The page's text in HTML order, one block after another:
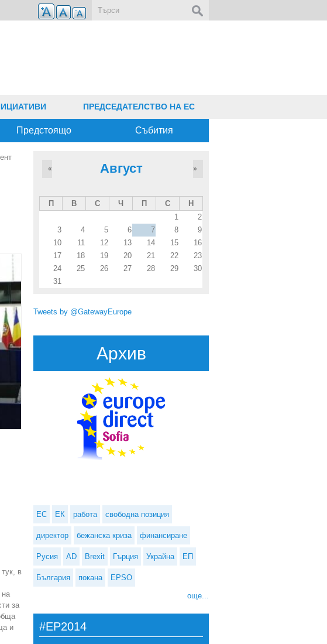
Предстоящо Събития
ПРЕДСЕДАТЕЛСТВО НА ЕС
в
на
за
и
Август
« »
П В С Ч П С
Н
1
2
3
4 5 6 7 8
9
10
11 12 13 14 15
16
17
18 19 20 21 22
23
24
25 26 27 28 29
30
31
Tweets by @GatewayEurope
Архив
ЕС ЕК работа свободна позиция
директор бежанска криза финансиране
Русия AD Brexit Гърция Украйна ЕП
България покана EPSO
още...
#EP2014